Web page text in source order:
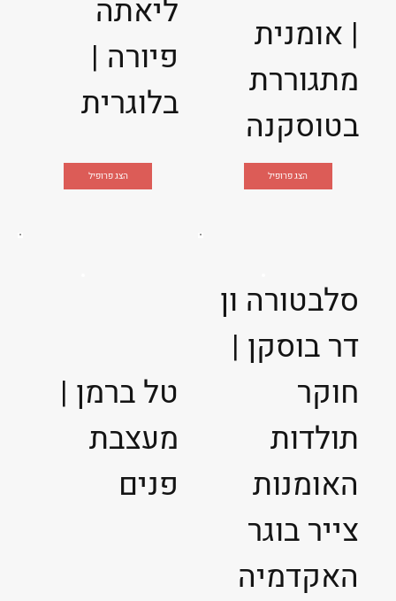
ליאתה
פיורה |
בלוגרית
הצג פרופיל
| אומנית
מתגוררת
בטוסקנה
הצג פרופיל
טל ברמן |
מעצבת
פנים
סלבטורה ון
דר בוסקן |
חוקר
תולדות
האומנות
צייר בוגר
האקדמיה